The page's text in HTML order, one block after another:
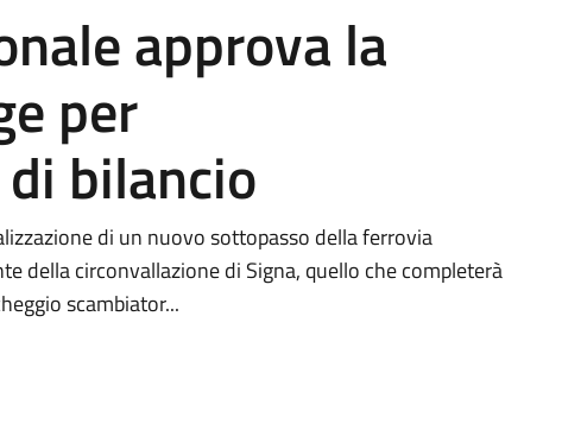
approva la
per
bilancio
di un nuovo sottopasso della ferrovia
della circonvallazione di Signa, quello che completerà
scambiator...